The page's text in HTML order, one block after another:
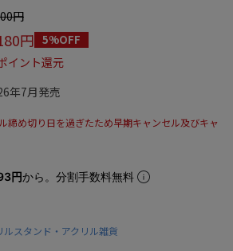
円
円 5%OFF
イント還元
年7月発売
締め切り日を過ぎたため早期キャンセル及びキャ
円から。分割手数料無料
ルスタンド・アクリル雑貨